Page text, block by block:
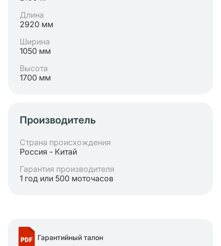
Длина
2920 мм
Ширина
1050 мм
Высота
1700 мм
Производитель
Страна происхождения
Россия - Китай
Гарантия производителя
1 год или 500 моточасов
Гарантийный талон